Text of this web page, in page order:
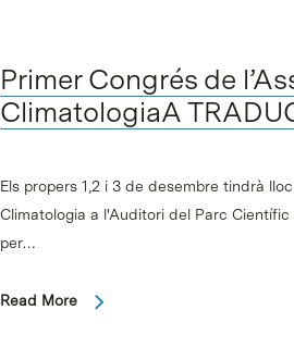
Primer Congrés de
ClimatologiaA
Els propers 1,2 i 3 de desembre tindrà
Climatologia a l'Auditori del Parc
per…
Read More